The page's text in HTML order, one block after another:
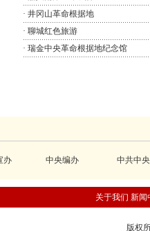
· 井冈山革命根据地
· 聊城红色旅游
· 瑞金中央革命根据地纪念馆
办 中央编办 中共中
关于我们 新闻
版权